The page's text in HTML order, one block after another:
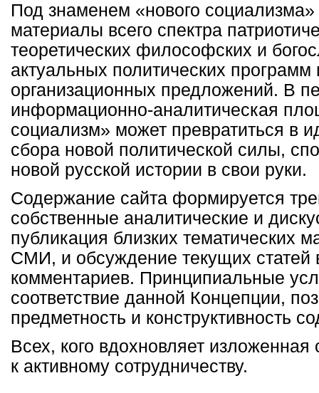
Под знаменем «нового
материалы всего спектра
теоретических философских и
актуальных политических программ
организационных предложений. В
информационно-аналитическая
социализм» может превратиться в
сбора новой политической силы,
новой русской истории в свои руки.
Содержание сайта формируется
собственные аналитические и
публикация близких тематических
СМИ, и обсуждение текущих статей
комментариев. Принципиальные
соответствие данной Концепции,
предметность и конструктивность
Всех, кого вдохновляет изложенная
к активному сотрудничеству.